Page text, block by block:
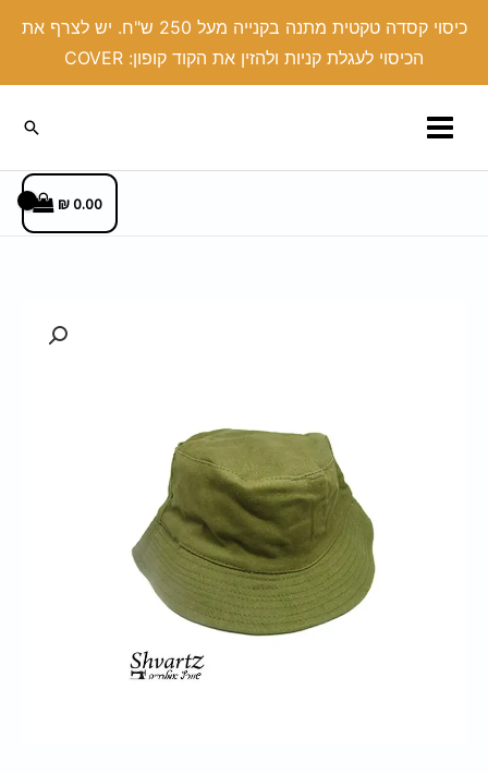
כיסוי קסדה טקטית מתנה בקנייה מעל 250 ש"ח. יש לצרף את
הכיסוי לעגלת קניות ולהזין את הקוד קופון: COVER
חיפוש
0.00
₪